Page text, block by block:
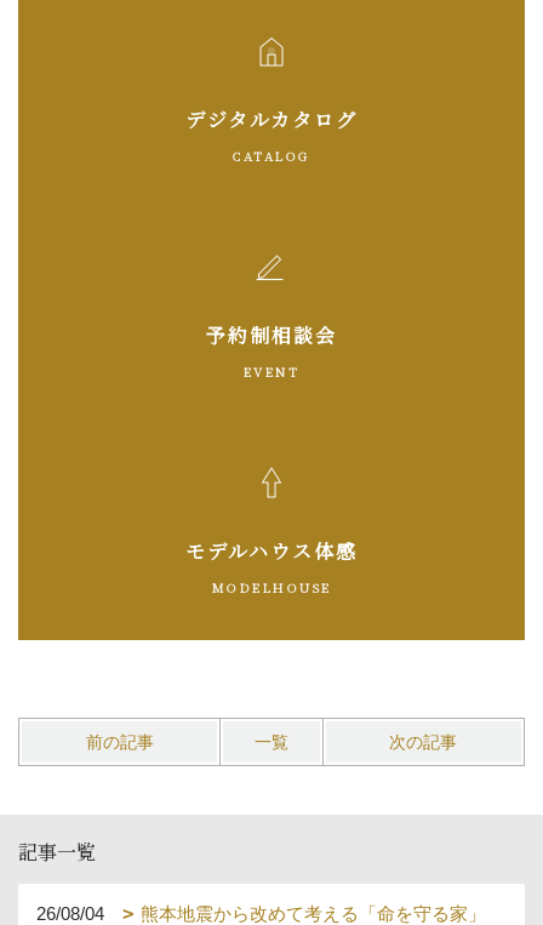
デジタルカタログ
CATALOG
予約制相談会
EVENT
モデルハウス体感
MODELHOUSE
前の記事 一覧 次の記事
記事一覧
26/08/04 熊本地震から改めて考える「命を守る家」